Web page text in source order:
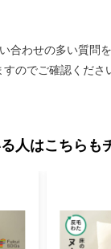
市が責任をもって
して、電子メール
合わせの多い質問を
のでご確認くださ
人はこちらも